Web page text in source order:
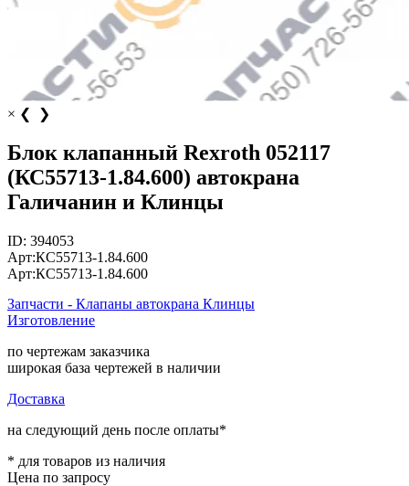
× ❮ ❯
Блок клапанный Rexroth 052117
(КС55713-1.84.600) автокрана
Галичанин и Клинцы
ID: 394053
Арт:КС55713-1.84.600
Арт:КС55713-1.84.600
Запчасти - Клапаны автокрана Клинцы
Изготовление
по чертежам заказчика
широкая база чертежей в наличии
Доставка
на следующий день после оплаты*
* для товаров из наличия
Цена по запросу